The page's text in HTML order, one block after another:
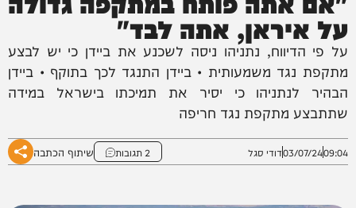
על איראן, אתה לבד"
על פי הדיווח, נתניהו ניסה לשכנע את ביידן כי יש לבצע
מתקפת נגד משמעותית • ביידן התנגד לכך בתוקף • ביידן
הבהיר לנתניהו כי יסיר את תמיכתו בישראל במידה
שתתבצע מתקפת נגד חריפה
09:04
03/07/24דודי סגל 2 תגובות שיתוף הכתבה